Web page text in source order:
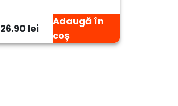
26.90 lei
Adaugă în
coș